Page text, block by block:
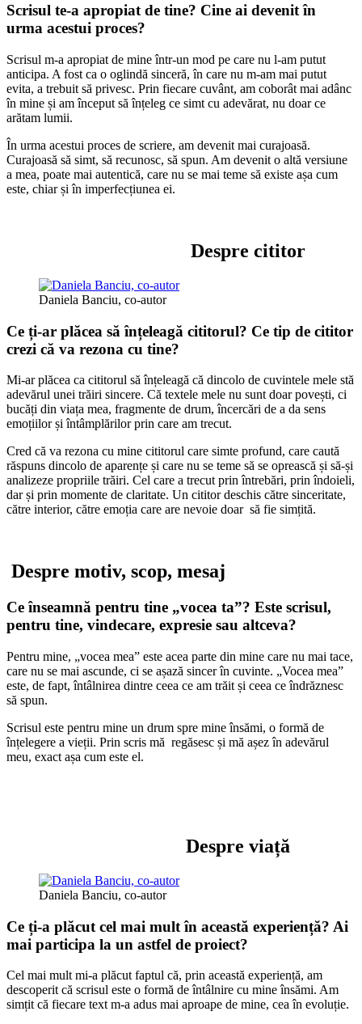
Scrisul te-a apropiat de tine? Cine ai devenit în
urma acestui proces?
Scrisul m-a apropiat de mine într-un mod pe care nu l-am putut
anticipa. A fost ca o oglindă sinceră, în care nu m-am mai putut
evita, a trebuit să privesc. Prin fiecare cuvânt, am coborât mai adânc
în mine și am început să înțeleg ce simt cu adevărat, nu doar ce
arătam lumii.
În urma acestui proces de scriere, am devenit mai curajoasă.
Curajoasă să simt, să recunosc, să spun. Am devenit o altă versiune
a mea, poate mai autentică, care nu se mai teme să existe așa cum
este, chiar și în imperfecțiunea ei.
Despre cititor
Daniela Banciu, co-autor
Ce ți-ar plăcea să înțeleagă cititorul? Ce tip de cititor
crezi că va rezona cu tine?
Mi-ar plăcea ca cititorul să înțeleagă că dincolo de cuvintele mele stă
adevărul unei trăiri sincere. Că textele mele nu sunt doar povești, ci
bucăți din viața mea, fragmente de drum, încercări de a da sens
emoțiilor și întâmplărilor prin care am trecut.
Cred că va rezona cu mine cititorul care simte profund, care caută
răspuns dincolo de aparențe și care nu se teme să se oprească și să-și
analizeze propriile trăiri. Cel care a trecut prin întrebări, prin îndoieli,
dar și prin momente de claritate. Un cititor deschis către sinceritate,
către interior, către emoția care are nevoie doar să fie simțită.
Despre motiv, scop, mesaj
Ce înseamnă pentru tine „vocea ta”? Este scrisul,
pentru tine, vindecare, expresie sau altceva?
Pentru mine, „vocea mea” este acea parte din mine care nu mai tace,
care nu se mai ascunde, ci se așază sincer în cuvinte. „Vocea mea”
este, de fapt, întâlnirea dintre ceea ce am trăit și ceea ce îndrăznesc
să spun.
Scrisul este pentru mine un drum spre mine însămi, o formă de
înțelegere a vieții. Prin scris mă regăsesc și mă așez în adevărul
meu, exact așa cum este el.
Despre viață
Daniela Banciu, co-autor
Ce ți-a plăcut cel mai mult în această experiență? Ai
mai participa la un astfel de proiect?
Cel mai mult mi-a plăcut faptul că, prin această experiență, am
descoperit că scrisul este o formă de întâlnire cu mine însămi. Am
simțit că fiecare text m-a adus mai aproape de mine, cea în evoluție.